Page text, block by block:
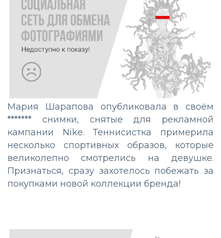
Мария Шарапова опубликовала в своём
******* снимки, снятые для рекламной
кампании Nike. Теннисистка примерила
несколько спортивных образов, которые
великолепно смотрелись на девушке.
Признаться, сразу захотелось побежать за
покупками новой коллекции бренда!